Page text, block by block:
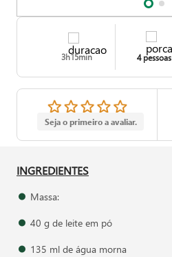
3h15min 4 pessoas
Seja o primeiro a avaliar.
INGREDIENTES
Massa:
40 g de leite em pó
135 ml de água morna